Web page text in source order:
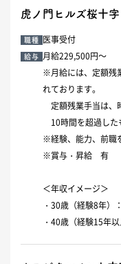
虎ノ門ヒルズ桜十
職種 医事受付
給与 月給229,500円～
※月給には、定額残
れております。
定額残業手当は、
10時間を超過した
※経験、能力、前職
※賞与・昇給 有
＜年収イメージ＞
・30歳（経験8年）
・40歳（経験15年